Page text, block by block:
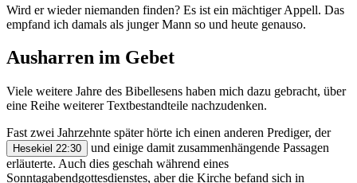
Wird er wieder niemanden finden? Es ist ein mächtiger Appell. Das
empfand ich damals als junger Mann so und heute genauso.
Ausharren im Gebet
Viele weitere Jahre des Bibellesens haben mich dazu gebracht, über
eine Reihe weiterer Textbestandteile nachzudenken.
Fast zwei Jahrzehnte später hörte ich einen anderen Prediger, der
Hesekiel 22:30
und einige damit zusammenhängende Passagen
erläuterte. Auch dies geschah während eines
Sonntagabendgottesdienstes, aber die Kirche befand sich in